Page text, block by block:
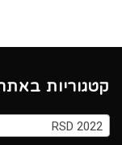
קטגוריות
RSD 2022